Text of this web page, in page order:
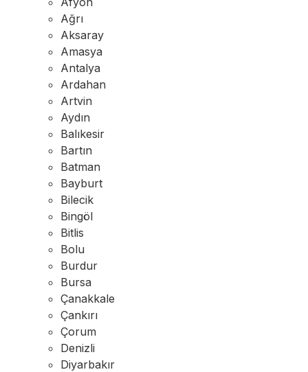
Ağrı
Aksaray
Amasya
Antalya
Ardahan
Artvin
Aydın
Balıkesir
Bartın
Batman
Bayburt
Bilecik
Bingöl
Bitlis
Bolu
Burdur
Bursa
Çanakkale
Çankırı
Çorum
Denizli
Diyarbakır